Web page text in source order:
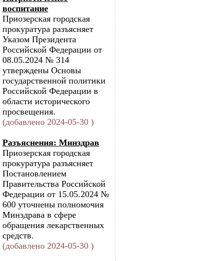
воспитание
Приозерская городская
прокуратура разъясняет
Указом Президента
Российской Федерации от
08.05.2024 № 314
утверждены Основы
государственной политики
Российской Федерации в
области исторического
просвещения.
(добавлено 2024-05-30 )
Разъяснения: Минздрав
Приозерская городская
прокуратура разъясняет
Постановлением
Правительства Российской
Федерации от 15.05.2024 №
600 уточнены полномочия
Минздрава в сфере
обращения лекарственных
средств.
(добавлено 2024-05-30 )